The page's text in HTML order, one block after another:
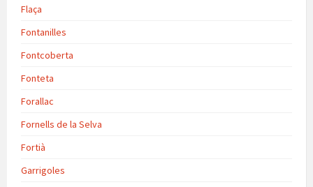
Flaça
Fontanilles
Fontcoberta
Fonteta
Forallac
Fornells de la Selva
Fortià
Garrigoles